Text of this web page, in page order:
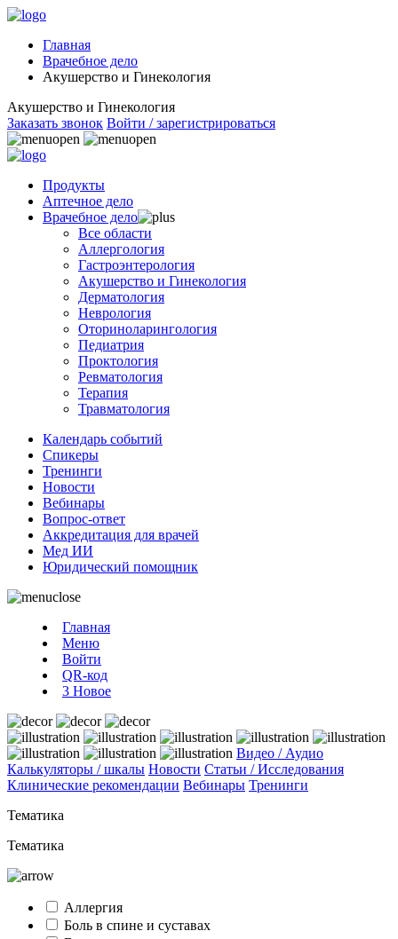
Главная
Врачебное дело
Акушерство и Гинекология
Акушерство и Гинекология
Заказать звонок Войти / зарегистрироваться
Продукты
Аптечное дело
Врачебное дело
Все области
Аллергология
Гастроэнтерология
Акушерство и Гинекология
Дерматология
Неврология
Оториноларингология
Педиатрия
Проктология
Ревматология
Терапия
Травматология
Календарь событий
Спикеры
Тренинги
Новости
Вебинары
Вопрос-ответ
Аккредитация для врачей
Мед ИИ
Юридический помощник
Главная
Меню
Войти
QR-код
3 Новое
Видео / Аудио
Калькуляторы / шкалы Новости Статьи / Исследования
Клинические рекомендации Вебинары Тренинги
Тематика
Тематика
Аллергия
Боль в спине и суставах